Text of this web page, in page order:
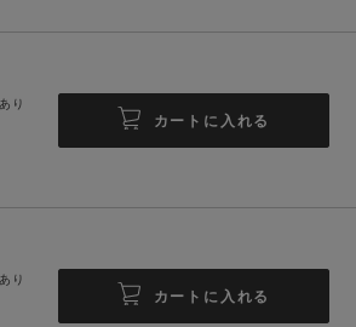
り
カートに入れる
り
カートに入れる